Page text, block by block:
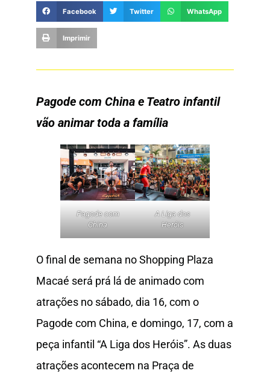
Facebook Twitter WhatsApp
Imprimir
Pagode com China e Teatro infantil
vão animar toda a família
Pagode com
China
A Liga dos
Heróis
O final de semana no Shopping Plaza
Macaé será prá lá de animado com
atrações no sábado, dia 16, com o
Pagode com China, e domingo, 17, com a
peça infantil “A Liga dos Heróis”. As duas
atrações acontecem na Praça de